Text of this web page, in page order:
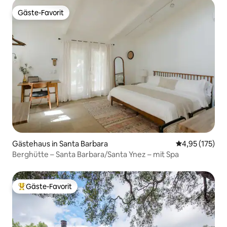
Gäste-Favorit
Gäste-Favorit
Gästehaus in Santa Barbara
4,95 (175)
Berghütte – Santa Barbara/Santa Ynez – mit Spa
Beliebter Gäste-Favorit.
Gäste-Favorit